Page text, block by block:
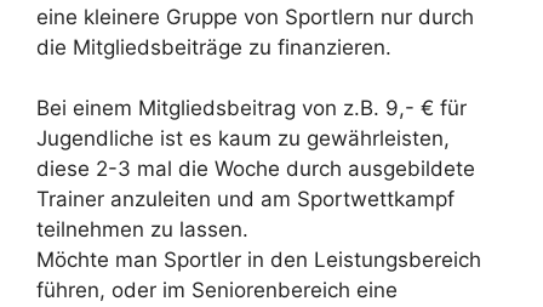
eine kleinere Gruppe von Sportlern nur durch
die Mitgliedsbeiträge zu finanzieren.
Bei einem Mitgliedsbeitrag von z.B. 9,- € für
Jugendliche ist es kaum zu gewährleisten,
diese 2-3 mal die Woche durch ausgebildete
Trainer anzuleiten und am Sportwettkampf
teilnehmen zu lassen.
Möchte man Sportler in den Leistungsbereich
führen, oder im Seniorenbereich eine